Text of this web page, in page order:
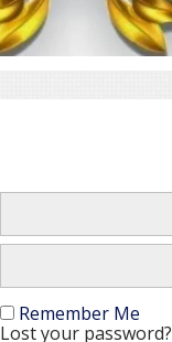
Remember Me
Lost your password?